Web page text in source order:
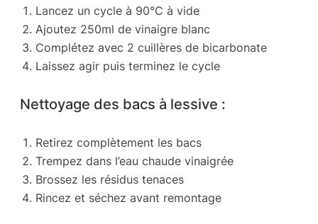
Lancez un cycle à 90°C à vide
Ajoutez 250ml de vinaigre blanc
Complétez avec 2 cuillères de bicarbonate
Laissez agir puis terminez le cycle
Nettoyage des bacs à lessive :
Retirez complètement les bacs
Trempez dans l’eau chaude vinaigrée
Brossez les résidus tenaces
Rincez et séchez avant remontage